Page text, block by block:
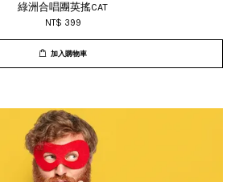
綠洲合唱團英搖CAT
NT$ 399
加入購物車